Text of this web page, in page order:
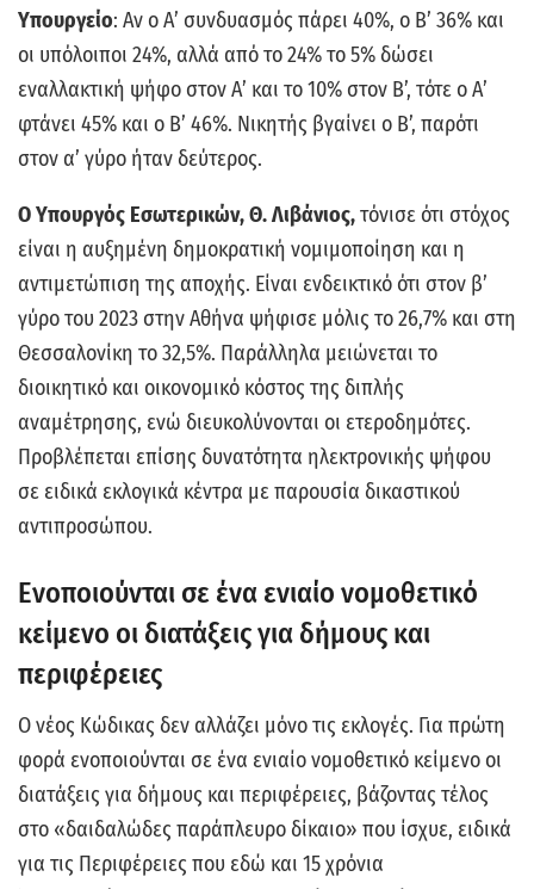
Υπουργείο: Αν ο Α’ συνδυασμός πάρει 40%, ο Β’ 36% και
οι υπόλοιποι 24%, αλλά από το 24% το 5% δώσει
εναλλακτική ψήφο στον Α’ και το 10% στον Β’, τότε ο Α’
φτάνει 45% και ο Β’ 46%. Νικητής βγαίνει ο Β’, παρότι
στον α’ γύρο ήταν δεύτερος.
Ο Υπουργός Εσωτερικών, Θ. Λιβάνιος,τόνισε ότι στόχος
είναι η αυξημένη δημοκρατική νομιμοποίηση και η
αντιμετώπιση της αποχής. Είναι ενδεικτικό ότι στον β’
γύρο του 2023 στην Αθήνα ψήφισε μόλις το 26,7% και στη
Θεσσαλονίκη το 32,5%. Παράλληλα μειώνεται το
διοικητικό και οικονομικό κόστος της διπλής
αναμέτρησης, ενώ διευκολύνονται οι ετεροδημότες.
Προβλέπεται επίσης δυνατότητα ηλεκτρονικής ψήφου
σε ειδικά εκλογικά κέντρα με παρουσία δικαστικού
αντιπροσώπου.
Ενοποιούνται σε ένα ενιαίο νομοθετικό
κείμενο οι διατάξεις για δήμους και
περιφέρειες
Ο νέος Κώδικας δεν αλλάζει μόνο τις εκλογές. Για πρώτη
φορά ενοποιούνται σε ένα ενιαίο νομοθετικό κείμενο οι
διατάξεις για δήμους και περιφέρειες, βάζοντας τέλος
στο «δαιδαλώδες παράπλευρο δίκαιο» που ίσχυε, ειδικά
για τις Περιφέρειες που εδώ και 15 χρόνια